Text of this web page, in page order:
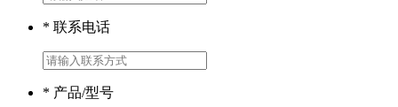
* 联系电话
* 产品/型号